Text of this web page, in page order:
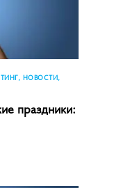
НОВОСТИ,
праздники: